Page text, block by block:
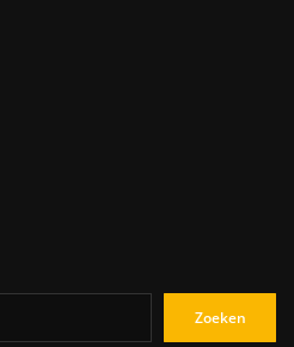
Zoeken